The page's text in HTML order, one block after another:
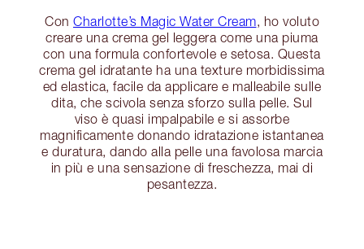
Con Charlotte’s Magic Water Cream, ho voluto
creare una crema gel leggera come una piuma
con una formula confortevole e setosa. Questa
crema gel idratante ha una texture morbidissima
ed elastica, facile da applicare e malleabile sulle
dita, che scivola senza sforzo sulla pelle. Sul
viso è quasi impalpabile e si assorbe
magnificamente donando idratazione istantanea
e duratura, dando alla pelle una favolosa marcia
in più e una sensazione di freschezza, mai di
pesantezza.